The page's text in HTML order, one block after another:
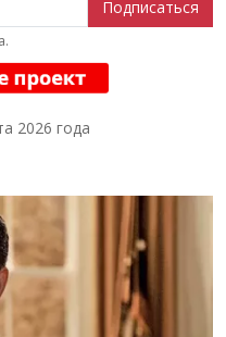
2026 года